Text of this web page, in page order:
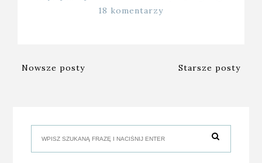
18 komentarzy
Nowsze posty Starsze posty